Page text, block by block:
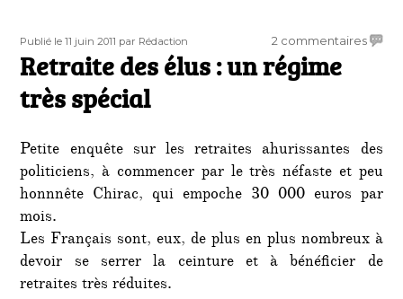
Publié
le
Publié le 11 juin 2011 Auteur
par Rédaction 2 commentairessur
très
Retraite des élus : un régime
très spécial
Petite enquête sur les retraites ahurissantes des
politiciens, à commencer par le très néfaste et peu
honnnête Chirac, qui empoche 30 000 euros par
mois.
Les Français sont, eux, de plus en plus nombreux à
devoir se serrer la ceinture et à bénéficier de
retraites très réduites.